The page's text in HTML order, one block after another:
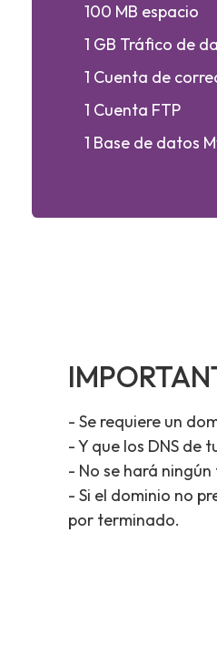
100 MB espacio
1 GB Tráfico de
1 Cuenta de
1 Cuenta FTP
1 Base de datos
- Se requiere un
- Y que los DNS de
- No se hará
- Si el dominio no
por terminado.